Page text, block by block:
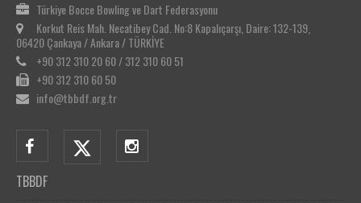
Türkiye Bocce Bowling ve Dart Federasyonu
Korkut Reis Mah. Necatibey Cad. No:8 Kapalıçarşı, Daire: 132-139,
06420 Çankaya / Ankara / TÜRKİYE
+90 312 310 20 60 / 312 310 60 51
+90 312 310 60 50
info@tbbdf.org.tr
TBBDF